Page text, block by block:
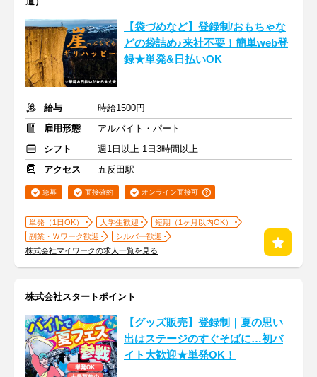
【袋づめなど】登録制/おもちゃな
どの袋詰め♪来社不要！簡単web登
録★単発&日払いOK
給与
時給1500円
雇用形態
アルバイト・パート
シフト
週1日以上 1日3時間以上
アクセス
五反田駅
急募 面接確約 オンライン面接可
単発（1日OK） 大学生歓迎
短期（1ヶ月以内OK）
副業・Ｗワーク歓迎
シルバー歓迎
株式会社マイワークの求人一覧を見る
株式会社スタートポイント
【グッズ販売】登録制｜夏の思い
出はステージのすぐそばに…初バ
イト大歓迎★単発OK！